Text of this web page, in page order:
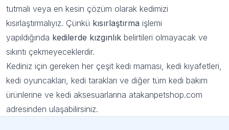
tutmalı veya en kesin çözüm olarak kedimizi
kısırlaştırmalıyız. Çünkü kısırlaştırma işlemi
yapıldığında kedilerde kızgınlık belirtileri olmayacak ve
sıkıntı çekmeyeceklerdir.
Kediniz için gereken her çeşit kedi maması, kedi kıyafetleri,
kedi oyuncakları, kedi tarakları ve diğer tüm kedi bakım
ürünlerine ve kedi aksesuarlarına atakanpetshop.com
adresinden ulaşabilirsiniz.
E-posta adresinizi girerek pazarlama ve tanıtım ile ilgili iletişim almayı kabul
edersiniz ve Gizlilik Politikamızı okuduğunuzu ve kabul ettiğinizi onaylarsınız.